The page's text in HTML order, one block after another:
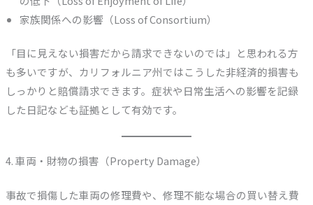
家族関係への影響（Loss of Consortium）
「目に見えない損害だから請求できないのでは」と思われる方
も多いですが、カリフォルニア州ではこうした非経済的損害も
しっかりと賠償請求できます。症状や日常生活への影響を記録
した日記なども証拠として有効です。
4. 車両・財物の損害（Property Damage）
事故で損傷した車両の修理費や、修理不能な場合の買い替え費